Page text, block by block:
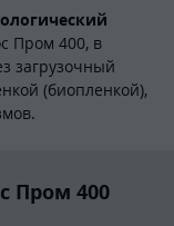
Пром 400, в
загрузочный
(биопленкой),
Пром 400